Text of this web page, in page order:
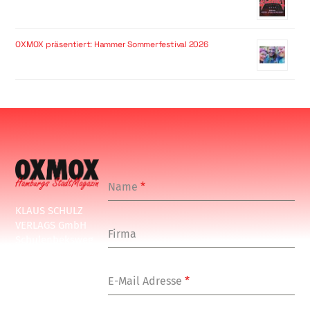
OXMOX präsentiert: Hammer Sommerfestival 2026
KLAUS SCHULZ
VERLAGS GmbH
Name*
Firma
E-Mail Adresse*